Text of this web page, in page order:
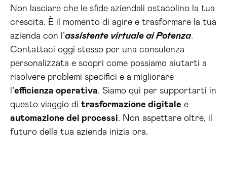
Non lasciare che le sfide aziendali ostacolino la tua
crescita. È il momento di agire e trasformare la tua
azienda con l’assistente virtuale ai Potenza.
Contattaci oggi stesso per una consulenza
personalizzata e scopri come possiamo aiutarti a
risolvere problemi specifici e a migliorare
l’efficienza operativa. Siamo qui per supportarti in
questo viaggio di trasformazione digitale e
automazione dei processi. Non aspettare oltre, il
futuro della tua azienda inizia ora.